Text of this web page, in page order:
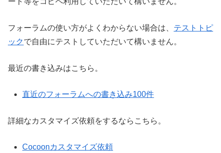
フォーラムの使い方がよくわからない場合は、 テストトピ
ックで自由にテストしていただいて構いません。
最近の書き込みはこちら。
直近のフォーラムへの書き込み100件
詳細なカスタマイズ依頼をするならこちら。
Cocoonカスタマイズ依頼